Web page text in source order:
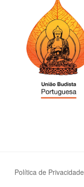
Política de Privacidade